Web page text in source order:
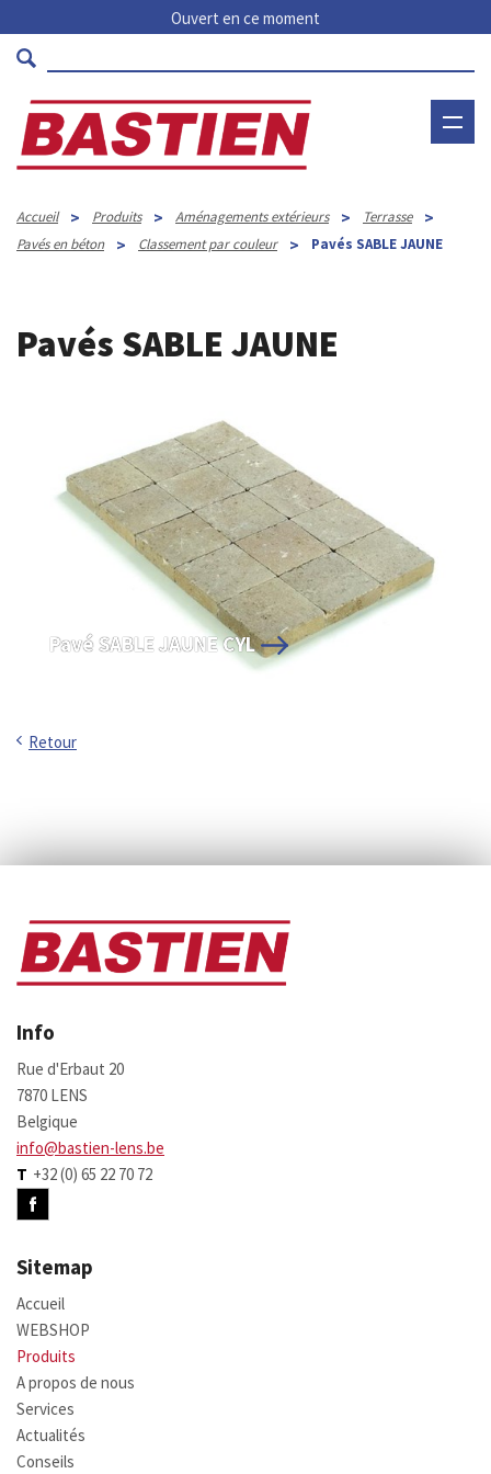
Ouvert en ce moment
Accueil > Produits > Aménagements extérieurs > Terrasse >
Pavés en béton > Classement par couleur > Pavés SABLE JAUNE
Pavés SABLE JAUNE
Pavé SABLE JAUNE CYL
Retour
Info
Rue d'Erbaut 20
7870 LENS
Belgique
info@bastien-lens.be
T +32 (0) 65 22 70 72
Sitemap
Accueil
WEBSHOP
Produits
A propos de nous
Services
Actualités
Conseils